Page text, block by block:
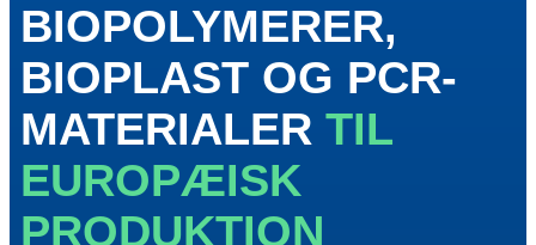
BIOPOLYMERER,
BIOPLAST OG PCR-
MATERIALER TIL
EUROPÆISK
PRODUKTION